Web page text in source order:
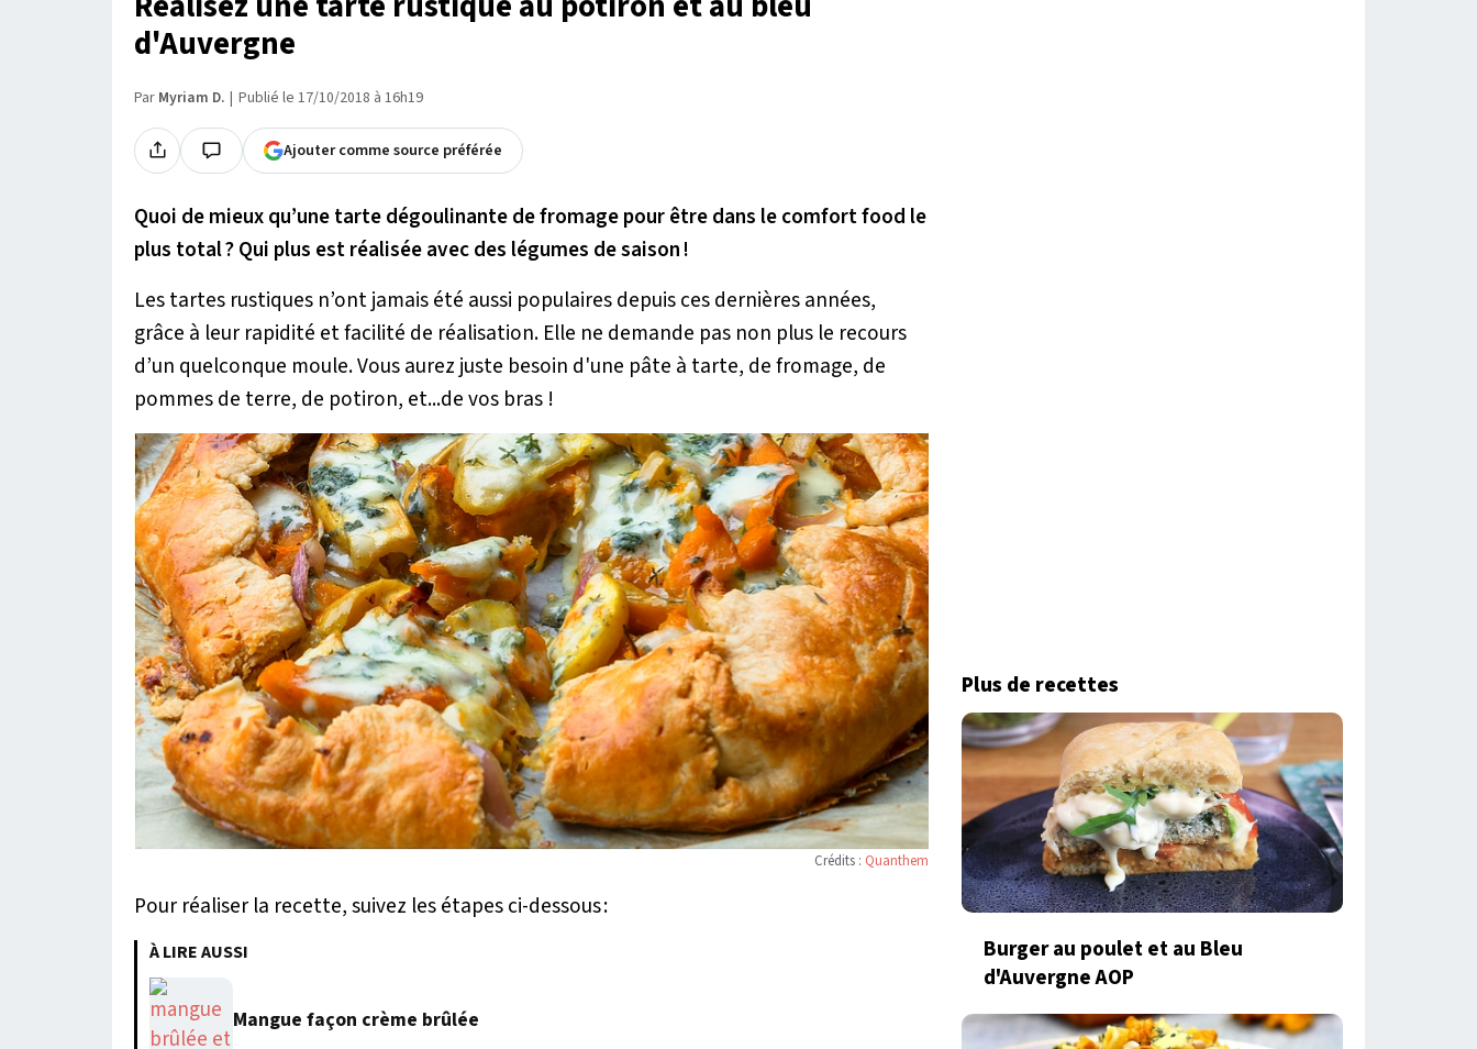
d'Auvergne
Par Myriam D. Publié le 17/10/2018 à 16h19
Ajouter comme source préférée
Quoi de mieux qu’une tarte dégoulinante de fromage pour être dans le comfort food le
plus total ? Qui plus est réalisée avec des légumes de saison !
Les tartes rustiques n’ont jamais été aussi populaires depuis ces dernières années,
grâce à leur rapidité et facilité de réalisation. Elle ne demande pas non plus le recours
d’un quelconque moule. Vous aurez juste besoin d'une pâte à tarte, de fromage, de
pommes de terre, de potiron, et...de vos bras !
Crédits : Quanthem
Pour réaliser la recette, suivez les étapes ci-dessous :
À LIRE AUSSI
Mangue façon crème brûlée
Plus de recettes
Burger au poulet et au Bleu
d'Auvergne AOP